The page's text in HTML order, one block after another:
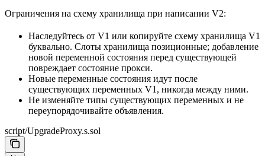
Ограничения на схему хранилища при написании V2:
Наследуйтесь от V1 или копируйте схему хранилища V1
буквально. Слоты хранилища позиционные; добавление
новой переменной состояния перед существующей
повреждает состояние прокси.
Новые переменные состояния идут после
существующих переменных V1, никогда между ними.
Не изменяйте типы существующих переменных и не
переупорядочивайте объявления.
script/UpgradeProxy.s.sol